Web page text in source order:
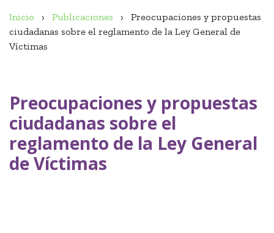
Inicio Publicaciones
Preocupaciones y propuestas
ciudadanas sobre el reglamento de la Ley General de
Víctimas
Preocupaciones y propuestas
ciudadanas sobre el
reglamento de la Ley General
de Víctimas